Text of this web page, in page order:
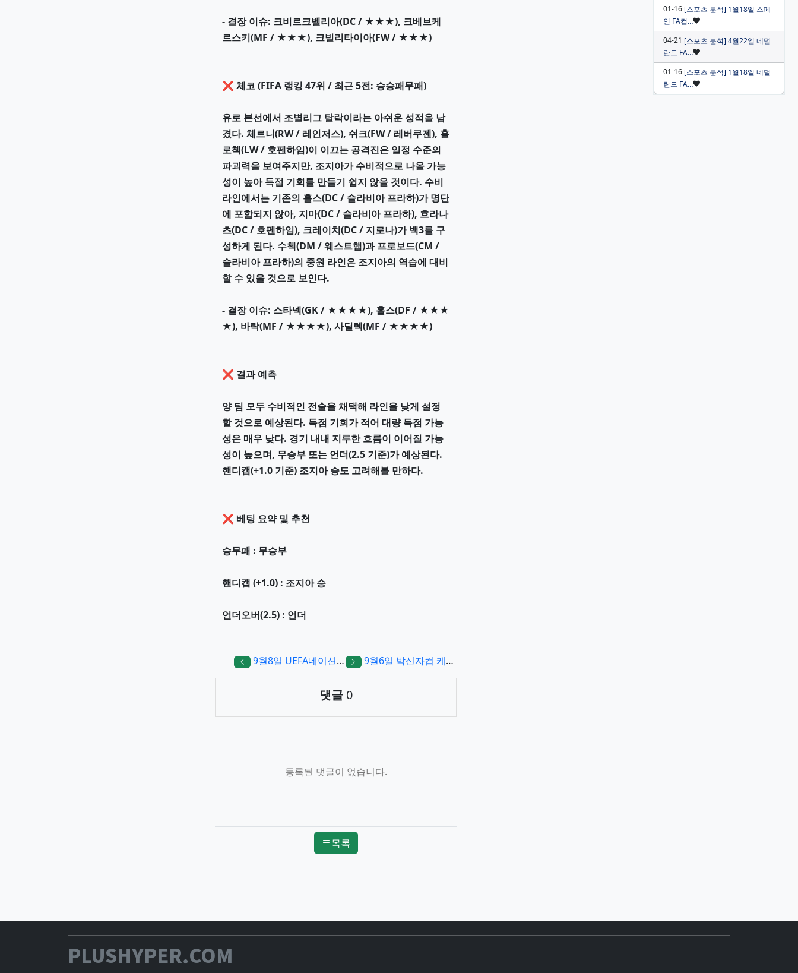
01-16 [스포츠 분석] 1월18일 스페
인 FA컵…
인기글
04-21 [스포츠 분석] 4월22일 네덜
란드 FA…
인기글
01-16 [스포츠 분석] 1월18일 네덜
란드 FA…
인기글
PLUSHYPER.COM